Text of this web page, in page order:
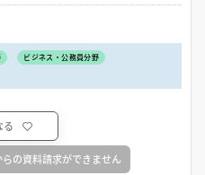
ビジネス・公務員分野
る
の資料請求ができません